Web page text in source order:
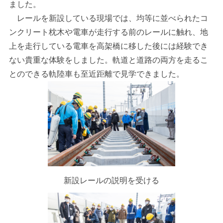
ました。
レールを新設している現場では、均等に並べられたコ
ンクリート枕木や電車が走行する前のレールに触れ、地
上を走行している電車を高架橋に移した後には経験でき
ない貴重な体験をしました。軌道と道路の両方を走るこ
とのできる軌陸車も至近距離で見学できました。
新設レールの説明を受ける